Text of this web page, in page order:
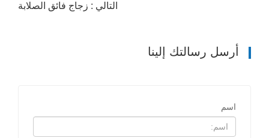
التالي : زجاج فائق الصلابة
أرسل رسالتك إلينا
اسم